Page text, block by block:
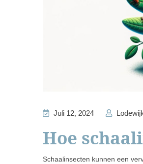
Juli 12, 2024
Hoe
Schaalinsecten kunnen een